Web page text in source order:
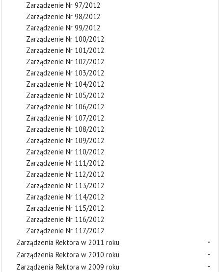
Zarządzenie Nr 97/2012
Zarządzenie Nr 98/2012
Zarządzenie Nr 99/2012
Zarządzenie Nr 100/2012
Zarządzenie Nr 101/2012
Zarządzenie Nr 102/2012
Zarządzenie Nr 103/2012
Zarządzenie Nr 104/2012
Zarządzenie Nr 105/2012
Zarządzenie Nr 106/2012
Zarządzenie Nr 107/2012
Zarządzenie Nr 108/2012
Zarządzenie Nr 109/2012
Zarządzenie Nr 110/2012
Zarządzenie Nr 111/2012
Zarządzenie Nr 112/2012
Zarządzenie Nr 113/2012
Zarządzenie Nr 114/2012
Zarządzenie Nr 115/2012
Zarządzenie Nr 116/2012
Zarządzenie Nr 117/2012
Zarządzenia Rektora w 2011 roku
Zarządzenia Rektora w 2010 roku
Zarządzenia Rektora w 2009 roku